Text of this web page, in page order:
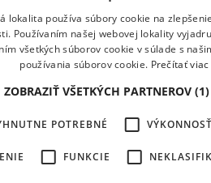
následky útoku žraloka!…
alebo slepá
na trhu uchytia :)...vyzerá…
lokalita používa súbory cookie na
Používaním našej webovej lokality
všetkých súborov cookie v súlade s
používania súborov cookie. Prečítať viac
ZOBRAZIŤ VŠETKÝCH PARTNEROV
POTREBNÉ
FUNKCIE